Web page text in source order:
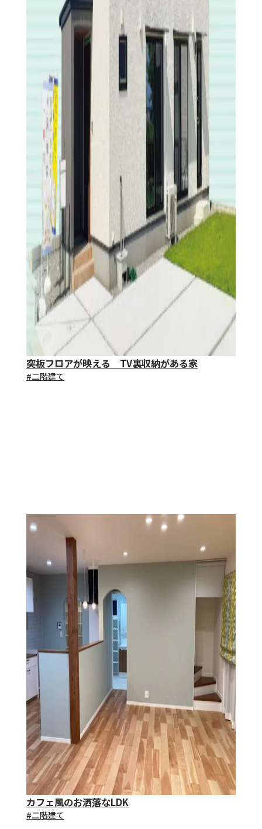
突板フロアが映える TV裏収納がある家
#⼆階建て
カフェ風のお洒落なLDK
#⼆階建て